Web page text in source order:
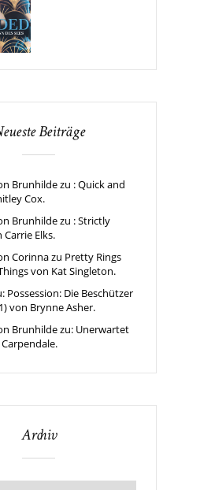
Beiträge
Brunhilde zu : Quick and
Cox.
Brunhilde zu : Strictly
Carrie Elks.
Corinna zu Pretty Rings
von Kat Singleton.
Possession: Die Beschützer
von Brynne Asher.
Brunhilde zu: Unerwartet
Archiv